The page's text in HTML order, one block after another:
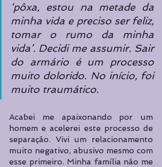
‘pôxa, estou na metade da
minha vida e preciso ser feliz,
tomar o rumo da minha
vida’. Decidi me assumir. Sair
do armário é um processo
muito dolorido. No início, foi
muito traumático.
Acabei me apaixonando por um
homem e acelerei este processo de
separação. Vivi um relacionamento
muito negativo, abusivo mesmo com
esse primeiro. Minha família não me